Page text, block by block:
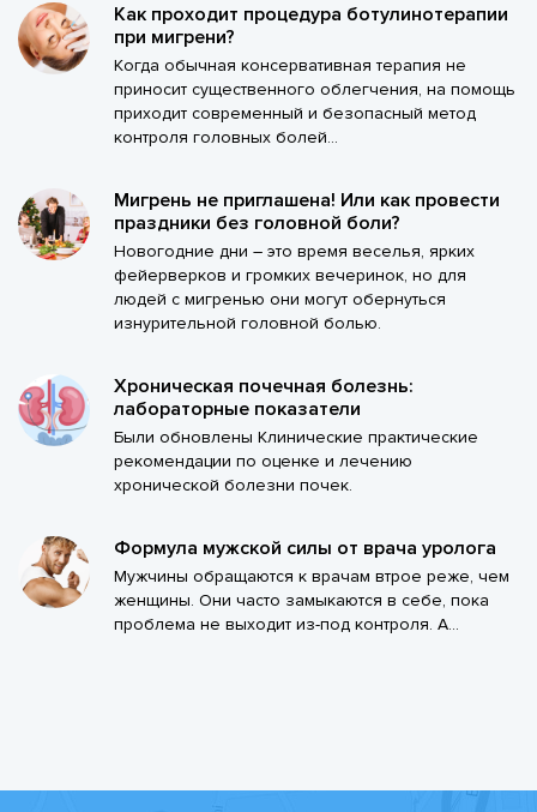
Как проходит процедура ботулинотерапии
при мигрени?
Когда обычная консервативная терапия не
приносит существенного облегчения, на помощь
приходит современный и безопасный метод
контроля головных болей...
Мигрень не приглашена! Или как провести
праздники без головной боли?
Новогодние дни – это время веселья, ярких
фейерверков и громких вечеринок, но для
людей с мигренью они могут обернуться
изнурительной головной болью.
Хроническая почечная болезнь:
лабораторные показатели
Были обновлены Клинические практические
рекомендации по оценке и лечению
хронической болезни почек.
Формула мужской силы от врача уролога
Мужчины обращаются к врачам втрое реже, чем
женщины. Они часто замыкаются в себе, пока
проблема не выходит из-под контроля. А...